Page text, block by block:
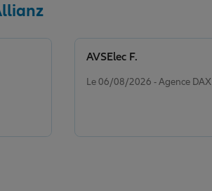
Le 06/08/2026 - Agence DAX
AVSElec F.